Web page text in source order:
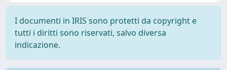
I documenti in IRIS sono protetti da copyright e
tutti i diritti sono riservati, salvo diversa
indicazione.